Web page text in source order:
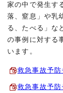
家の中で発生す
落、窒息」や乳
る、たべる」な
の事例に対する
います。
救急事故予
救急事故予